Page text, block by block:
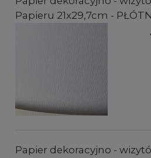
Papieru 21x29,7cm -
Papier dekoracyjno -